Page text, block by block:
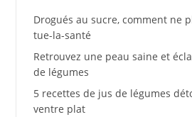
Drogués au sucre, comment ne
tue-la-santé
Retrouvez une peau saine et
de légumes
5 recettes de jus de légumes
ventre plat